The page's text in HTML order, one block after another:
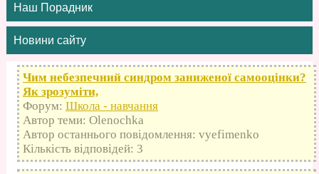
Наш Порадник
Новини сайту
Чим небезпечний синдром заниженої самооцінки?
Як зрозуміти,
Форум: Школа - навчання
Автор теми: Olenochka
Автор останнього повідомлення: vyefimenko
Кількість відповідей: 3